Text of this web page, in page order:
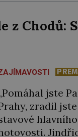
Fakt, že
dobře
[…]
Chodů:
jste
zradil